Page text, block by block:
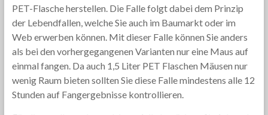
PET-Flasche herstellen. Die Falle folgt dabei dem Prinzip
der Lebendfallen, welche Sie auch im Baumarkt oder im
Web erwerben können. Mit dieser Falle können Sie anders
als bei den vorhergegangenen Varianten nur eine Maus auf
einmal fangen. Da auch 1,5 Liter PET Flaschen Mäusen nur
wenig Raum bieten sollten Sie diese Falle mindestens alle 12
Stunden auf Fangergebnisse kontrollieren.